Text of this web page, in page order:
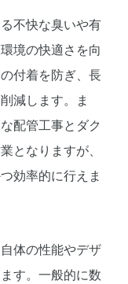
不快な臭いや有
境の快適さを向
付着を防ぎ、長
減します。ま
配管工事とダク
となりますが、
効率的に行えま
体の性能やデザ
す。一般的に数